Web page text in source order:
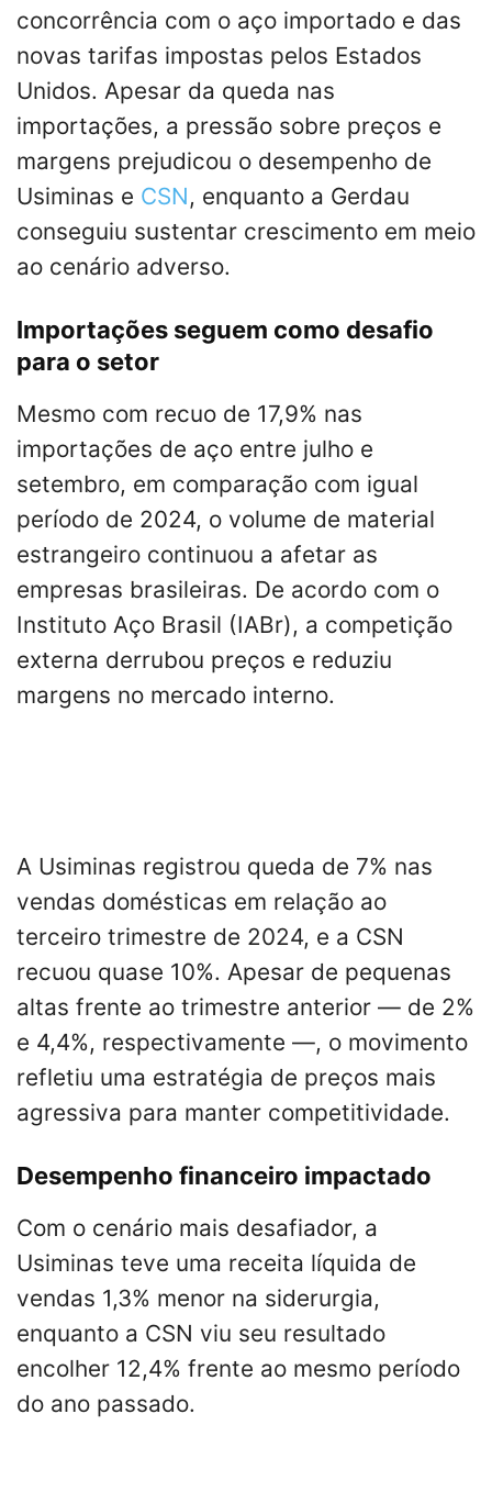
concorrência com o aço importado e das
novas tarifas impostas pelos Estados
Unidos. Apesar da queda nas
importações, a pressão sobre preços e
margens prejudicou o desempenho de
Usiminas e CSN, enquanto a Gerdau
conseguiu sustentar crescimento em meio
ao cenário adverso.
Importações seguem como desafio
para o setor
Mesmo com recuo de 17,9% nas
importações de aço entre julho e
setembro, em comparação com igual
período de 2024, o volume de material
estrangeiro continuou a afetar as
empresas brasileiras. De acordo com o
Instituto Aço Brasil (IABr), a competição
externa derrubou preços e reduziu
margens no mercado interno.
A Usiminas registrou queda de 7% nas
vendas domésticas em relação ao
terceiro trimestre de 2024, e a CSN
recuou quase 10%. Apesar de pequenas
altas frente ao trimestre anterior — de 2%
e 4,4%, respectivamente —, o movimento
refletiu uma estratégia de preços mais
agressiva para manter competitividade.
Desempenho financeiro impactado
Com o cenário mais desafiador, a
Usiminas teve uma receita líquida de
vendas 1,3% menor na siderurgia,
enquanto a CSN viu seu resultado
encolher 12,4% frente ao mesmo período
do ano passado.